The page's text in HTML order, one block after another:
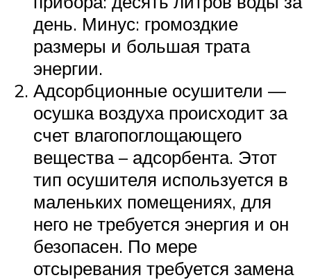
день. Минус: громоздкие
размеры и большая трата
энергии.
Адсорбционные осушители —
осушка воздуха происходит за
счет влагопоглощающего
вещества – адсорбента. Этот
тип осушителя используется в
маленьких помещениях, для
него не требуется энергия и он
безопасен. По мере
отсыревания требуется замена